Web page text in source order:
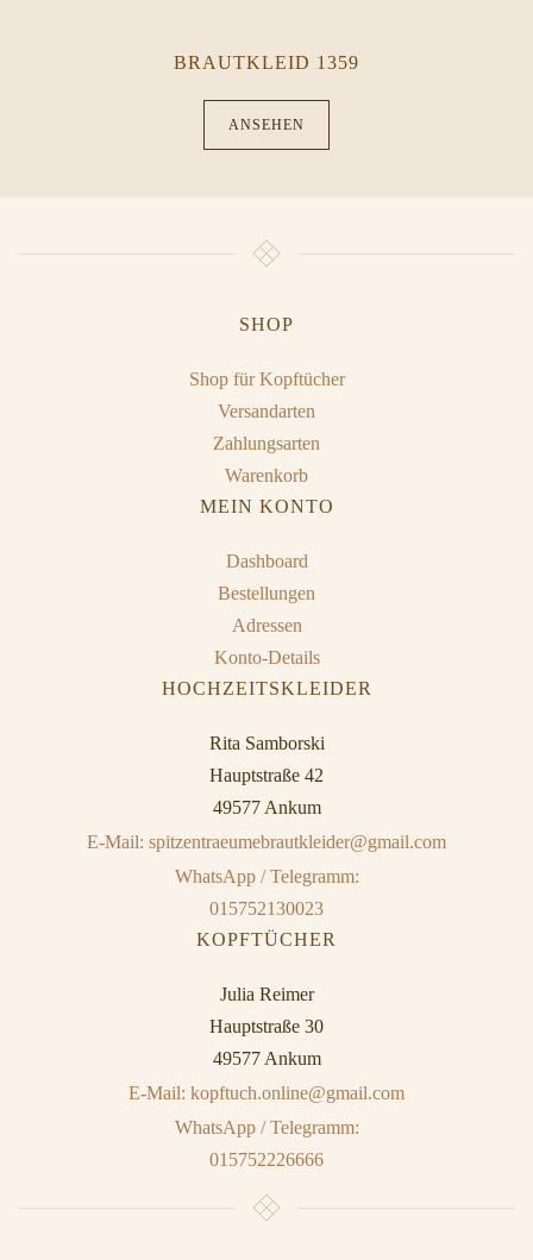
BRAUTKLEID 1359
ANSEHEN
SHOP
Shop für Kopftücher
Versandarten
Zahlungsarten
Warenkorb
MEIN KONTO
Dashboard
Bestellungen
Adressen
Konto-Details
HOCHZEITSKLEIDER
Rita Samborski
Hauptstraße 42
49577 Ankum
E-Mail: spitzentraeumebrautkleider@gmail.com
WhatsApp / Telegramm:
015752130023
KOPFTÜCHER
Julia Reimer
Hauptstraße 30
49577 Ankum
E-Mail: kopftuch.online@gmail.com
WhatsApp / Telegramm:
015752226666